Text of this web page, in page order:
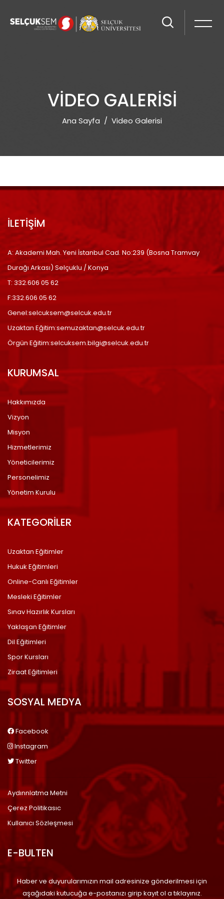
VIDEO GALERISI
Ana Sayfa Video Galerisi
İLETİŞİM
A: Akademi Mah. Yeni İstanbul Cad. No:239 (Bosna Tramvay
Durağı Arkası) Selçuklu / Konya
T: 332.606 05 62
F:332.606 05 62
Genel:selcuksem@selcuk.edu.tr
Uzaktan Eğitim:semuzaktan@selcuk.edu.tr
Örgün Eğitim:selcuksem.bilgi@selcuk.edu.tr
KURUMSAL
Hakkımızda
Vizyon
Misyon
Hizmetlerimiz
Yöneticilerimiz
Personelimiz
Yönetim Kurulu
KATEGORİLER
Uzaktan Eğitimler
Hukuk Eğitimleri
Online-Canlı Eğitimler
Mesleki Eğitimler
Sınav Hazırlık Kursları
Yaklaşan Eğitimler
Dil Eğitimleri
Spor Kursları
Ziraat Eğitimleri
SOSYAL MEDYA
Facebook
Instagram
Twitter
Aydınnlatma Metni
Çerez Politikasıc
Kullanıcı Sözleşmesi
E-BULTEN
Haber ve duyurularımızın mail adresinize gönderilmesi için
aşağıdaki kutucuğa e-postanızı girip kayıt ol a tıklayınız.